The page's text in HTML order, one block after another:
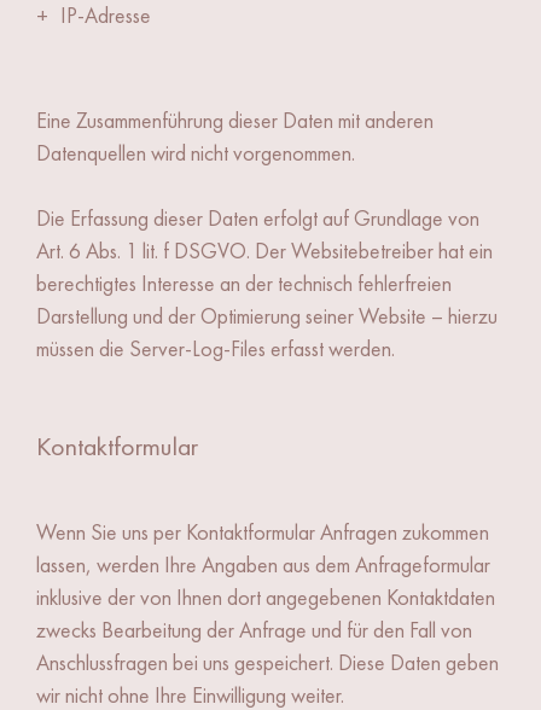
IP-Adresse
Eine Zusammenführung dieser Daten mit anderen
Datenquellen wird nicht vorgenommen.
Die Erfassung dieser Daten erfolgt auf Grundlage von
Art. 6 Abs. 1 lit. f DSGVO. Der Websitebetreiber hat ein
berechtigtes Interesse an der technisch fehlerfreien
Darstellung und der Optimierung seiner Website – hierzu
müssen die Server-Log-Files erfasst werden.
Kontaktformular
Wenn Sie uns per Kontaktformular Anfragen zukommen
lassen, werden Ihre Angaben aus dem Anfrageformular
inklusive der von Ihnen dort angegebenen Kontaktdaten
zwecks Bearbeitung der Anfrage und für den Fall von
Anschlussfragen bei uns gespeichert. Diese Daten geben
wir nicht ohne Ihre Einwilligung weiter.